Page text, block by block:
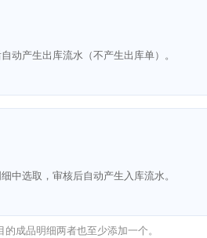
动产生出库流水（不产生出库单）。
中选取，审核后自动产生入库流水。
成品明细两者也至少添加一个。